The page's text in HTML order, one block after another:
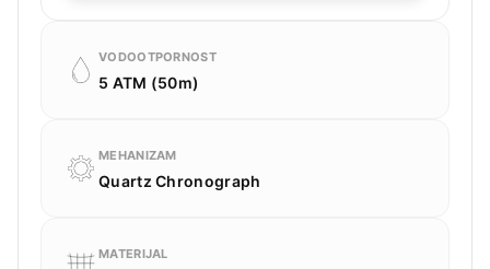
VODOOTPORNOST
5 ATM (50m)
MEHANIZAM
Quartz Chronograph
MATERIJAL